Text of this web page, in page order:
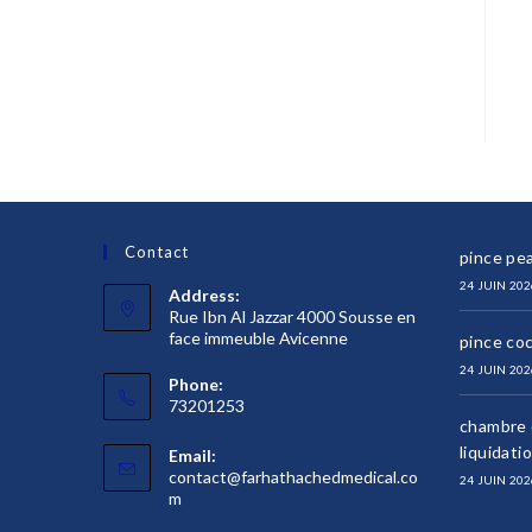
Contact
Address:
Rue Ibn Al Jazzar 4000 Sousse en
face immeuble Avicenne
Phone:
73201253
Email:
contact@farhathachedmedical.co
m
pince
24 JUIN
pince
24 JUIN
24 JUIN